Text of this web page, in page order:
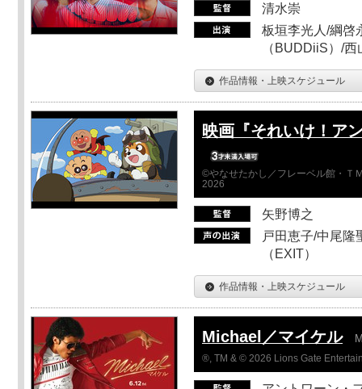
清水崇
板垣李光人/綱啓
（BUDDiiS）/
作品情報・上映スケジュール
映画『それいけ！ア
©やなせたかし／フレーベル館・Ｔ
2026
矢野博之
戸田恵子/中尾隆
（EXIT）
作品情報・上映スケジュール
Michael／マイケル
®, TM & © 2026 Lions Gate